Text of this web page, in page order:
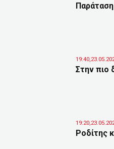
Στην πιο
Ροδίτης